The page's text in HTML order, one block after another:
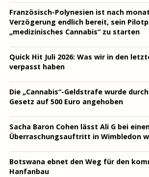
Französisch-Polynesien ist nach
Verzögerung endlich bereit, sein
„medizinisches Cannabis“ zu starten
Quick Hit Juli 2026: Was wir in den
verpasst haben
Die „Cannabis“-Geldstrafe wurde durch
Gesetz auf 500 Euro angehoben
Sacha Baron Cohen lässt Ali G bei
Überraschungsauftritt in Wimbledon
Botswana ebnet den Weg für den
Hanfanbau